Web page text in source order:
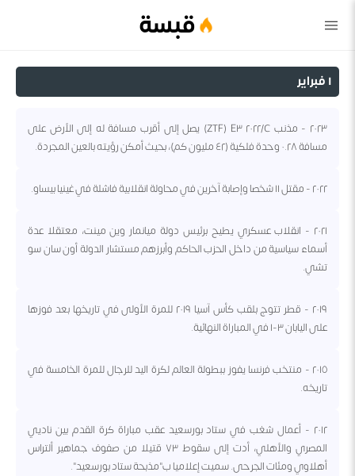
قبسة
١ فبراير
٢٠٢٣ - مذنب C/٢٠٢٢ E٣ (ZTF) يصل إلى أقرب مسافة له إلى الأرض على
مسافة ٠.٢٨ وحدة فلكية (٤٢ مليون كم)، بحيث أمكن رؤيته بالعين المجردة.
٢٠٢٢ - مقتل ١١ شخصا وإصابة آخرين في محاولة انقلابية فاشلة في غينيا بيساو.
٢٠٢١ - انقلاب عسكري يطيح برئيس دولة ميانمار وين مينت، معتقلا عدة
أسماء سياسية من داخل الحزب الحاكم وأبرزهم مستشار الدولة أون سان سو
تشي.
٢٠١٩ - قطر تتوج بلقب كأس آسيا ٢٠١٩ للمرة الأولى في تاريخها بعد فوزها
على اليابان ٣-١ في المباراة النهائية.
٢٠١٥ - منتخب فرنسا يفوز ببطولة العالم لكرة اليد للرجال للمرة الخامسة في
تاريخه.
٢٠١٢ - أعمال شغب في ستاد بورسعيد عقب مباراة كرة القدم بين ناديي
المصري والأهلي، أدت إلى سقوط ٧٣ قتيلا من صفوف جماهير ألتراس
أهلاوي ومئات الجرحى. سميت إعلاميا ب"مذبحة ستاد بورسعيد".